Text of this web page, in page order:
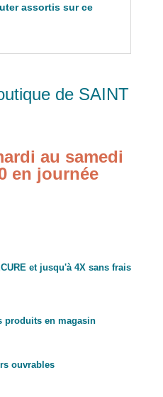
assortis sur ce
de SAINT
au samedi
en journée
et jusqu'à 4X sans frais
produits en magasin
ouvrables